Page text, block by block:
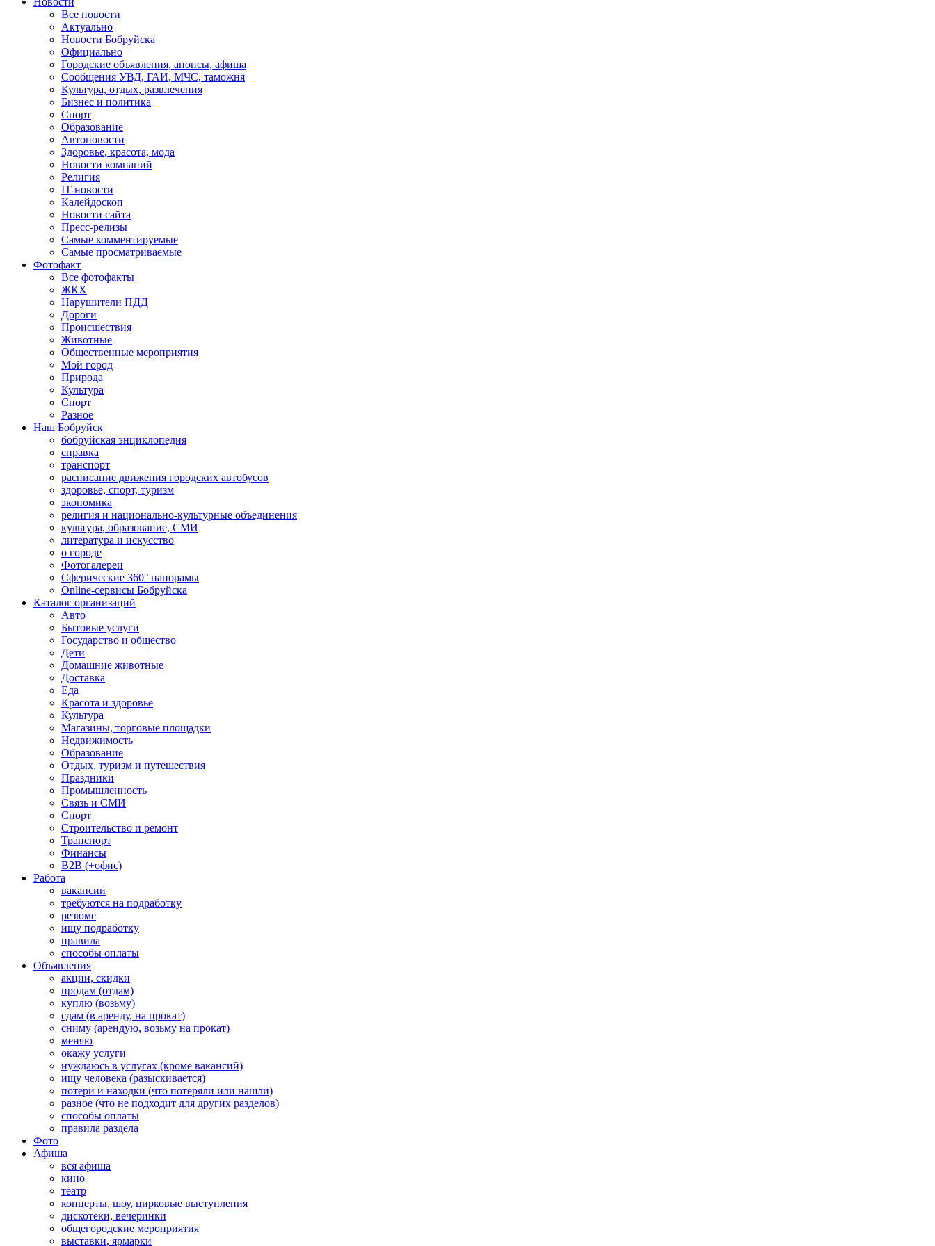
Все новости
Актуально
Новости Бобруйска
Официально
Городские объявления, анонсы, афиша
Сообщения УВД, ГАИ, МЧС, таможня
Культура, отдых, развлечения
Бизнес и политика
Спорт
Образование
Автоновости
Здоровье, красота, мода
Новости компаний
Религия
IT-новости
Калейдоскоп
Новости сайта
Пресс-релизы
Самые комментируемые
Самые просматриваемые
Фотофакт
Все фотофакты
ЖКХ
Нарушители ПДД
Дороги
Происшествия
Животные
Общественные мероприятия
Мой город
Природа
Культура
Спорт
Разное
Наш Бобруйск
бобруйская энциклопедия
справка
транспорт
расписание движения городских автобусов
здоровье, спорт, туризм
экономика
религия и национально-культурные объединения
культура, образование, СМИ
литература и искусство
о городе
Фотогалереи
Сферические 360° панорамы
Online-сервисы Бобруйска
Каталог организаций
Авто
Бытовые услуги
Государство и общество
Дети
Домашние животные
Доставка
Еда
Красота и здоровье
Культура
Магазины, торговые площадки
Недвижимость
Образование
Отдых, туризм и путешествия
Праздники
Промышленность
Связь и СМИ
Спорт
Строительство и ремонт
Транспорт
Финансы
B2B (+офис)
Работа
вакансии
требуются на подработку
резюме
ищу подработку
правила
способы оплаты
Объявления
акции, скидки
продам (отдам)
куплю (возьму)
сдам (в аренду, на прокат)
сниму (арендую, возьму на прокат)
меняю
окажу услуги
нуждаюсь в услугах (кроме вакансий)
ищу человека (разыскивается)
потери и находки (что потеряли или нашли)
разное (что не подходит для других разделов)
способы оплаты
правила раздела
Фото
Афиша
вся афиша
кино
театр
концерты, шоу, цирковые выступления
дискотеки, вечеринки
общегородские мероприятия
выставки, ярмарки